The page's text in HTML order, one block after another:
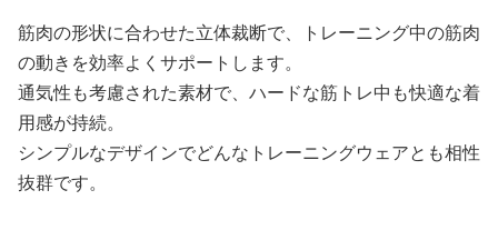
筋肉の形状に合わせた立体裁断で、トレーニング中の筋肉
の動きを効率よくサポートします。
通気性も考慮された素材で、ハードな筋トレ中も快適な着
用感が持続。
シンプルなデザインでどんなトレーニングウェアとも相性
抜群です。